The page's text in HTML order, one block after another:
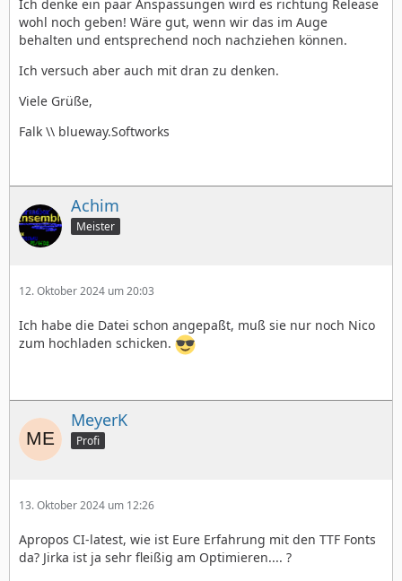
Ich denke ein paar Anspassungen wird es richtung Release
wohl noch geben! Wäre gut, wenn wir das im Auge
behalten und entsprechend noch nachziehen können.
Ich versuch aber auch mit dran zu denken.
Viele Grüße,
Falk \\ blueway.Softworks
Achim
Meister
12. Oktober 2024 um 20:03
Ich habe die Datei schon angepaßt, muß sie nur noch Nico
zum hochladen schicken.
MeyerK
Profi
13. Oktober 2024 um 12:26
Apropos CI-latest, wie ist Eure Erfahrung mit den TTF Fonts
da? Jirka ist ja sehr fleißig am Optimieren.... ?